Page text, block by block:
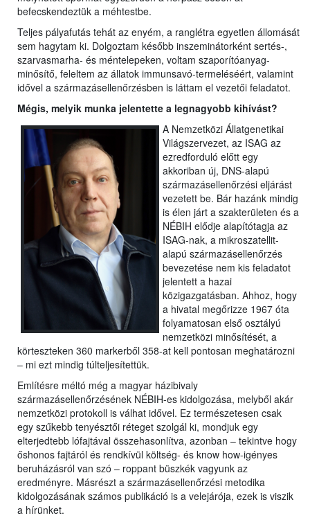
befecskendeztük a méhtestbe.
Teljes pályafutás tehát az enyém, a ranglétra egyetlen állomását
sem hagytam ki. Dolgoztam később inszeminátorként sertés-,
szarvasmarha- és méntelepeken, voltam szaporítóanyag-
minősítő, feleltem az állatok immunsavó-termeléséért, valamint
idővel a származásellenőrzésben is láttam el vezetői feladatot.
Mégis, melyik munka jelentette a legnagyobb kihívást?
A Nemzetközi Állatgenetikai
Világszervezet, az ISAG az
ezredforduló előtt egy
akkoriban új, DNS-alapú
származásellenőrzési eljárást
vezetett be. Bár hazánk mindig
is élen járt a szakterületen és a
NÉBIH elődje alapítótagja az
ISAG-nak, a mikroszatellit-
alapú származásellenőrzés
bevezetése nem kis feladatot
jelentett a hazai
közigazgatásban. Ahhoz, hogy
a hivatal megőrizze 1967 óta
folyamatosan első osztályú
nemzetközi minősítését, a
körteszteken 360 markerből 358-at kell pontosan meghatározni
– mi ezt mindig túlteljesítettük.
Említésre méltó még a magyar házibivaly
származásellenőrzésének NÉBIH-es kidolgozása, melyből akár
nemzetközi protokoll is válhat idővel. Ez természetesen csak
egy szűkebb tenyésztői réteget szolgál ki, mondjuk egy
elterjedtebb lófajtával összehasonlítva, azonban – tekintve hogy
őshonos fajtáról és rendkívül költség- és know how-igényes
beruházásról van szó – roppant büszkék vagyunk az
eredményre. Másrészt a származásellenőrzési metodika
kidolgozásának számos publikáció is a velejárója, ezek is viszik
a hírünket.